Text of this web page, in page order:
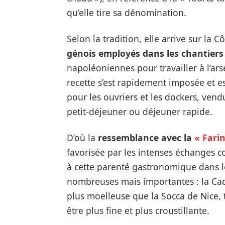
qu’elle tire sa dénomination.
Selon la tradition, elle arrive sur la
génois employés dans les
napoléoniennes pour travailler à
recette s’est rapidement imposée et
pour les ouvriers et les dockers,
petit-déjeuner ou déjeuner rapide.
D’où la ressemblance avec la «
favorisée par les intenses échanges
à cette parenté gastronomique dans
nombreuses mais importantes : la
plus moelleuse que la Socca de
être plus fine et plus croustillante.